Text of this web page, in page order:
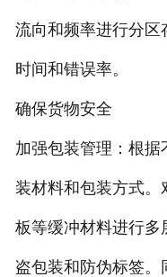
流向和频率进行分区
时间和错误率。
确保货物安全
加强包装管理：根
装材料和包装方式
板等缓冲材料进行多
盗包装和防伪标签